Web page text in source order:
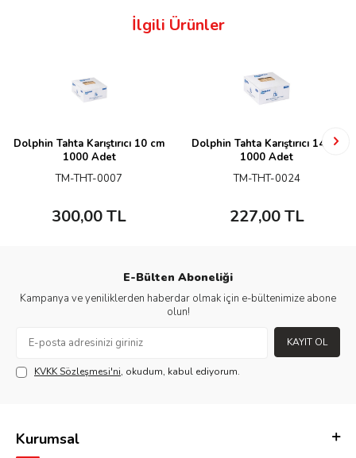
İlgili Ürünler
Dolphin Tahta Karıştırıcı 10 cm
1000 Adet
TM-THT-0007
300,00TL
Dolphin Tahta Karıştırıcı 14 cm
1000 Adet
TM-THT-0024
227,00TL
E-Bülten Aboneliği
Kampanya ve yeniliklerden haberdar olmak için e-bültenimize abone
olun!
KAYIT OL
KVKK Sözleşmesi'ni, okudum, kabul ediyorum.
Kurumsal